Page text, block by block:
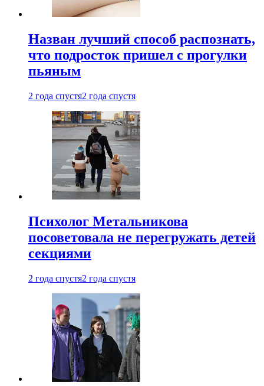
Назван лучший способ распознать,
что подросток пришел с прогулки
пьяным
2 года спустя2 года спустя
Психолог Метальникова
посоветовала не перегружать детей
секциями
2 года спустя2 года спустя